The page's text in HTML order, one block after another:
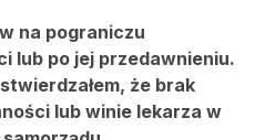
na pograniczu
lub po jej przedawnieniu.
że brak
lub winie lekarza w